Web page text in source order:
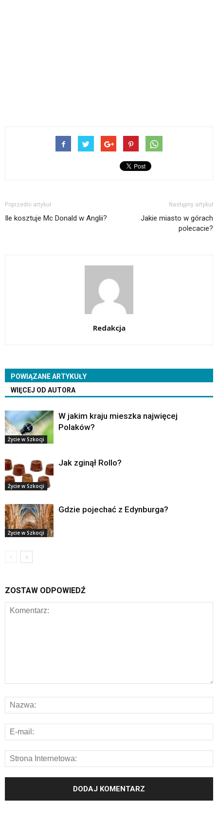
Poprzedni artykuł
Ile kosztuje Mc Donald w Anglii?
Następny artykuł
Jakie miasto w górach
polecacie?
Redakcja
POWIĄZANE ARTYKUŁY
WIĘCEJ OD AUTORA
Życie w Szkocji
W jakim kraju mieszka najwięcej
Polaków?
Życie w Szkocji
Jak zginął Rollo?
Życie w Szkocji
Gdzie pojechać z Edynburga?
ZOSTAW ODPOWIEDŹ